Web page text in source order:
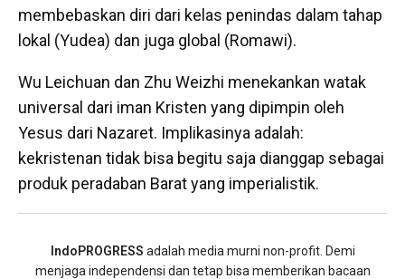
membebaskan diri dari kelas penindas dalam tahap
lokal (Yudea) dan juga global (Romawi).
Wu Leichuan dan Zhu Weizhi menekankan watak
universal dari iman Kristen yang dipimpin oleh
Yesus dari Nazaret. Implikasinya adalah:
kekristenan tidak bisa begitu saja dianggap sebagai
produk peradaban Barat yang imperialistik.
IndoPROGRESS adalah media murni non-profit. Demi
menjaga independensi dan tetap bisa memberikan bacaan